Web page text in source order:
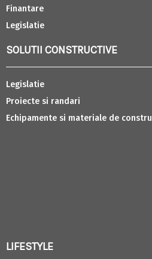
Finantare
Legislatie
SOLUTII CONSTRUCTIVE
Legislatie
Proiecte si randari
Echipamente si materiale de
LIFESTYLE